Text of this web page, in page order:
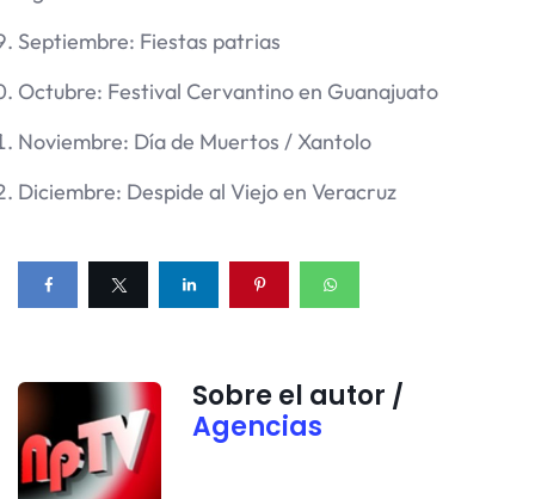
Septiembre: Fiestas patrias
Octubre: Festival Cervantino en Guanajuato
Noviembre: Día de Muertos / Xantolo
Diciembre: Despide al Viejo en Veracruz
Sobre el autor /
Agencias